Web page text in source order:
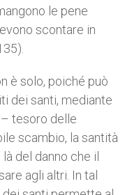
le pene
scontare in
è solo, poiché può
dei santi, mediante
tesoro delle
scambio, la santità
del danno che il
agli altri. In tal